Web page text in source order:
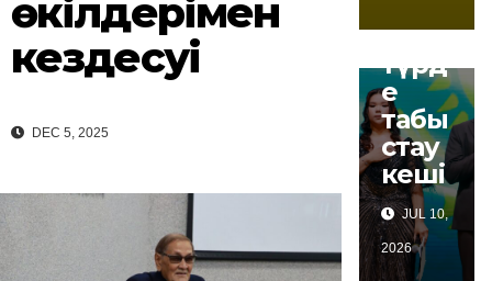
өкілдерімен
кездесуі
DEC 5, 2025
ты
түрд
е
табы
стау
кеші
JUL 10,
2026
NEWS